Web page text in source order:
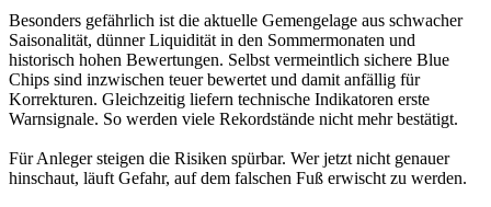
Besonders gefährlich ist die aktuelle Gemengelage aus schwacher
Saisonalität, dünner Liquidität in den Sommermonaten und
historisch hohen Bewertungen. Selbst vermeintlich sichere Blue
Chips sind inzwischen teuer bewertet und damit anfällig für
Korrekturen. Gleichzeitig liefern technische Indikatoren erste
Warnsignale. So werden viele Rekordstände nicht mehr bestätigt.
Für Anleger steigen die Risiken spürbar. Wer jetzt nicht genauer
hinschaut, läuft Gefahr, auf dem falschen Fuß erwischt zu werden.